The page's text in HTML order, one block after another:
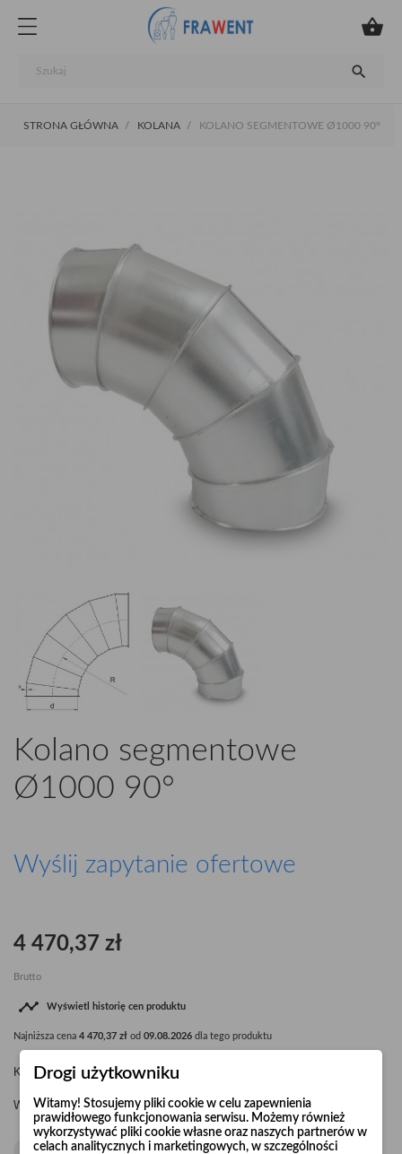


STRONA GŁÓWNA KOLANA KOLANO SEGMENTOWE Ø1000 90°
Kolano segmentowe
Ø1000 90°
Wyślij zapytanie ofertowe
4 470,37 zł
Brutto
 Wyświetl historię cen produktu
Najniższa cena 4 470,37 zł od 09.08.2026 dla tego produktu
Kolano segmentowe Ø1000 90° R=1,5 x d
Waga kolana: 59,0 kg.
Drogi użytkowniku
Witamy! Stosujemy pliki cookie w celu zapewnienia
prawidłowego funkcjonowania serwisu. Możemy również
wykorzystywać pliki cookie własne oraz naszych partnerów w
celach analitycznych i marketingowych, w szczególności